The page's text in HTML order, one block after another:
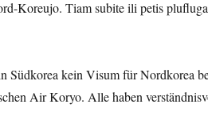
Koreujo. Tiam subite ili petis
Südkorea kein Visum für Nordkorea
Air Koryo. Alle haben